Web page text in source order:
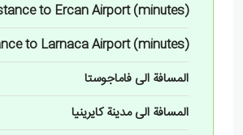
to Ercan Airport (minutes)
to Larnaca Airport (minutes)
المسافة الى فاماجوستا
المسافة الى مدينة كايرينيا